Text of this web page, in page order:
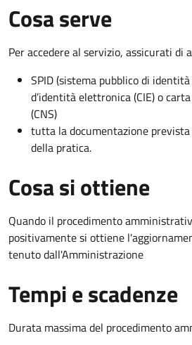
Cosa serve
Per accedere al servizio, assicurati di
SPID (sistema pubblico di
d’identità elettronica (CIE) o
(CNS)
tutta la documentazione
della pratica.
Cosa si ottiene
Quando il procedimento
positivamente si ottiene
tenuto dall'Amministrazione
Tempi e scadenze
Durata massima del procedimento